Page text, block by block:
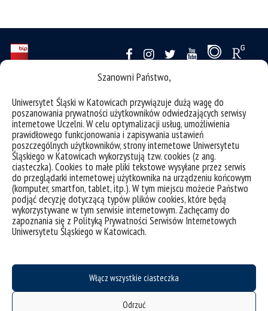
Szanowni Państwo,
Uniwersytet Śląski w Katowicach przywiązuje dużą wagę do
poszanowania prywatności użytkowników odwiedzających serwisy
internetowe Uczelni. W celu optymalizacji usług, umożliwienia
prawidłowego funkcjonowania i zapisywania ustawień
poszczególnych użytkowników, strony internetowe Uniwersytetu
Śląskiego w Katowicach wykorzystują tzw. cookies (z ang.
ciasteczka). Cookies to małe pliki tekstowe wysyłane przez serwis
do przeglądarki internetowej użytkownika na urządzeniu końcowym
(komputer, smartfon, tablet, itp.). W tym miejscu możecie Państwo
podjąć decyzję dotyczącą typów plików cookies, które będą
wykorzystywane w tym serwisie internetowym. Zachęcamy do
zapoznania się z Polityką Prywatności Serwisów Internetowych
Uniwersytetu Śląskiego w Katowicach.
Włącz wszystkie ciasteczka
Odrzuć
mapa strony
struktura uczelni
organizacja roku akademickiego
RODO
gadżety UŚ
Instytut Socjologii
40-007 Katowice
tel. + 48 32 359 18 89